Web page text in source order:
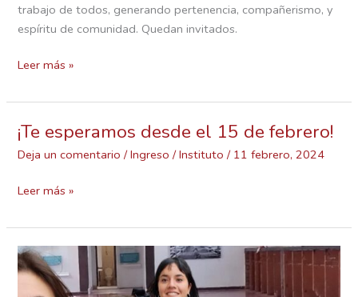
trabajo de todos, generando pertenencia, compañerismo, y
espíritu de comunidad. Quedan invitados.
Leer más »
¡Te esperamos desde el 15 de febrero!
Deja un comentario /Ingreso /Instituto/ 11 febrero, 2024
¡Te
esperamos
el
de
febrero!
Leer más »
Inscripciones
2024